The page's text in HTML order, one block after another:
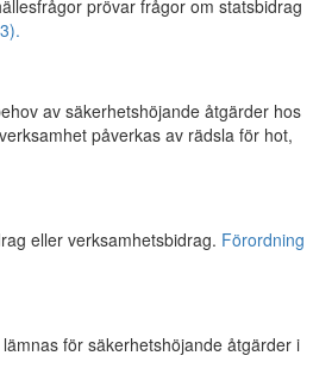
prövar frågor om statsbidrag
av säkerhetshöjande åtgärder hos
påverkas av rädsla för hot,
eller verksamhetsbidrag. Förordning
för säkerhetshöjande åtgärder i